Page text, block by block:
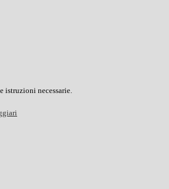
istruzioni necessarie.